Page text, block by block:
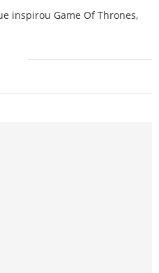
inspirou Game Of Thrones,